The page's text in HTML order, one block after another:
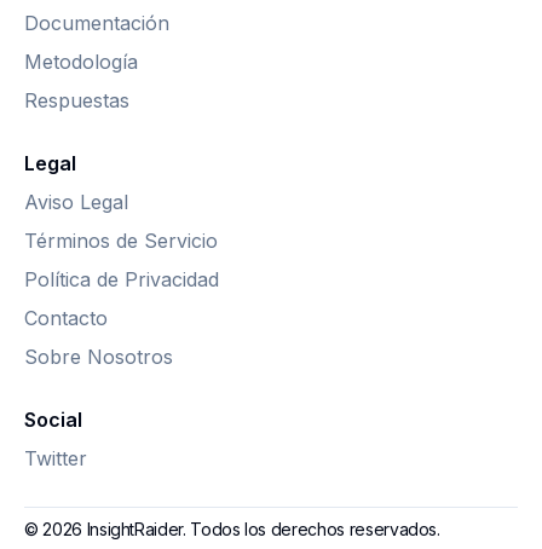
Documentación
Metodología
Respuestas
Legal
Aviso Legal
Términos de Servicio
Política de Privacidad
Contacto
Sobre Nosotros
Social
Twitter
© 2026 InsightRaider. Todos los derechos reservados.